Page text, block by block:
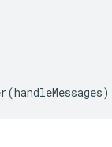
(handleMessages